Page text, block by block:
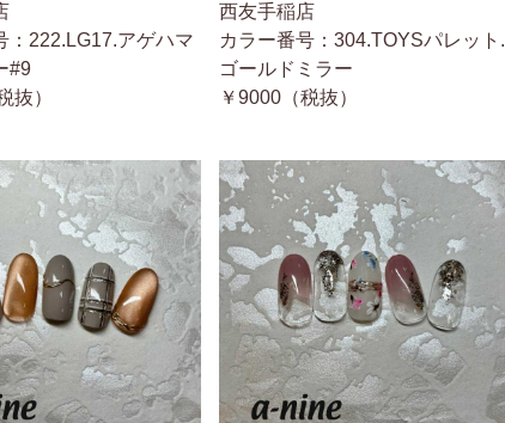
：222.LG17.アゲハマ
#9
抜）
西友手稲店
カラー番号：304.TOYSパレット.
ゴールドミラー
￥9000（税抜）